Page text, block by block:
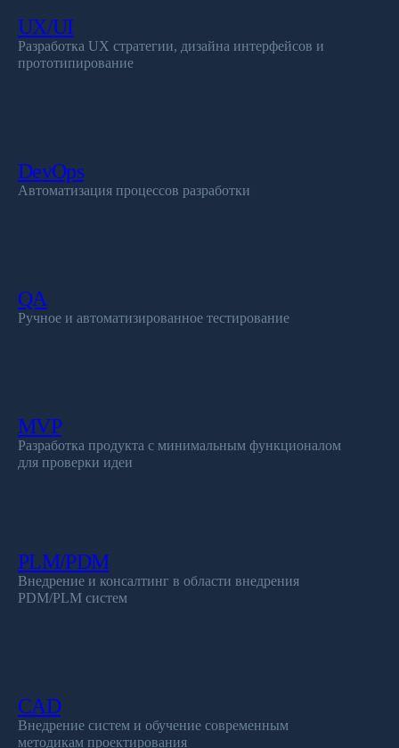
UX/UI
Разработка UX стратегии, дизайна интерфейсов и
прототипирование
DevOps
Автоматизация процессов разработки
QA
Ручное и автоматизированное тестирование
MVP
Разработка продукта с минимальным функционалом
для проверки идеи
PLM/PDM
Внедрение и консалтинг в области внедрения
PDM/PLM систем
CAD
Внедрение систем и обучение современным
методикам проектирования
Опыти кейсы
Смотреть все